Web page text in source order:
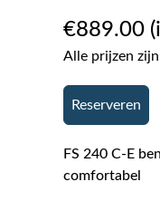
€889.00
Alle prijzen
Reserveren
FS 240 C-E
comfortabel